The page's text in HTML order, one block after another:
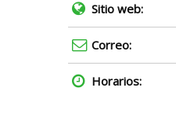
Sitio web:
Correo:
Horarios: